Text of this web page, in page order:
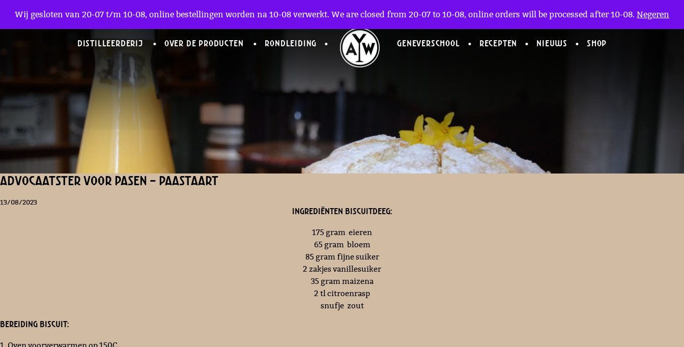
DISTILLEERDERIJ OVER DE PRODUCTEN RONDLEIDING GENEVERSCHOOL RECEPTEN NIEUWS SHOP
bij de koffie
Advocaatster voor Pasen – Paastaart
13/08/2023
Ingrediënten biscuitdeeg:
175 gram eieren
65 gram bloem
85 gram fijne suiker
2 zakjes vanillesuiker
35 gram maizena
2 tl citroenrasp
snufje zout
Bereiding biscuit:
Wij gesloten van 20-07 t/m 10-08, online bestellingen worden na 10-08 verwerkt. We are closed from 20-07 to 10-08, online orders will be processed after 10-08. Negeren